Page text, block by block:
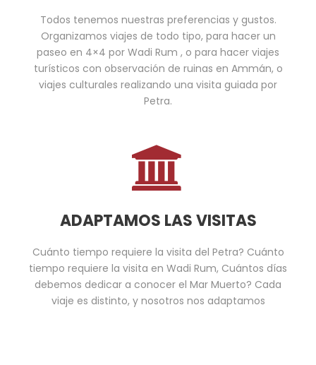
Todos tenemos nuestras preferencias y gustos.
Organizamos viajes de todo tipo, para hacer un
paseo en 4×4 por Wadi Rum , o para hacer viajes
turísticos con observación de ruinas en Ammán, o
viajes culturales realizando una visita guiada por
Petra.
ADAPTAMOS LAS VISITAS
Cuánto tiempo requiere la visita del Petra? Cuánto
tiempo requiere la visita en Wadi Rum, Cuántos días
debemos dedicar a conocer el Mar Muerto? Cada
viaje es distinto, y nosotros nos adaptamos